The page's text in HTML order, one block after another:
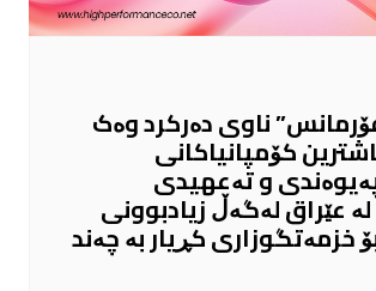
ناوی دەرکرد وەک
کۆمپانیاکانی
و تەعهیدی
عێراق لەگەڵ زیادبوونی
خزمەتگوزاری کڕیار بە چەند